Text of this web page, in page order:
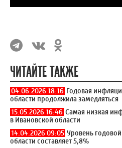
ЧИТАЙТЕ ТАКЖЕ
04.06.2026 18:16 Годовая
области продолжила замедляться
15.05.2026 16:46 Самая низкая
в Ивановской области
14.04.2026 09:05 Уровень
области составляет 5,8%